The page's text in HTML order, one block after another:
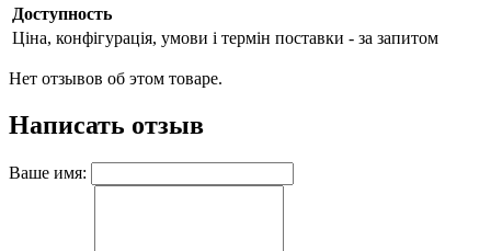
Доступность
Ціна, конфігурація, умови і термін поставки - за запитом
Нет отзывов об этом товаре.
Написать отзыв
Ваше имя: